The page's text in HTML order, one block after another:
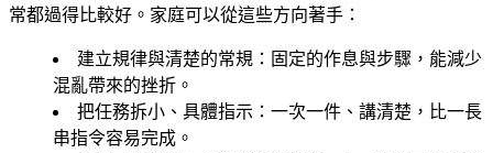
常都過得比較好。家庭可以從這些方向著手：
建立規律與清楚的常規 ：固定的作息與步驟，能減少
混亂帶來的挫折。
把任務拆小、具體指示 ：一次一件、講清楚，比一長
串指令容易完成。